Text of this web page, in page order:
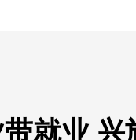
就业 兴